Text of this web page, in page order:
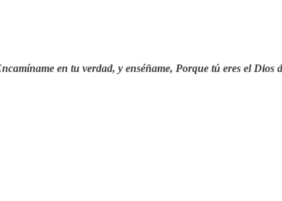
en tu verdad, y enséñame, Porque tú eres el